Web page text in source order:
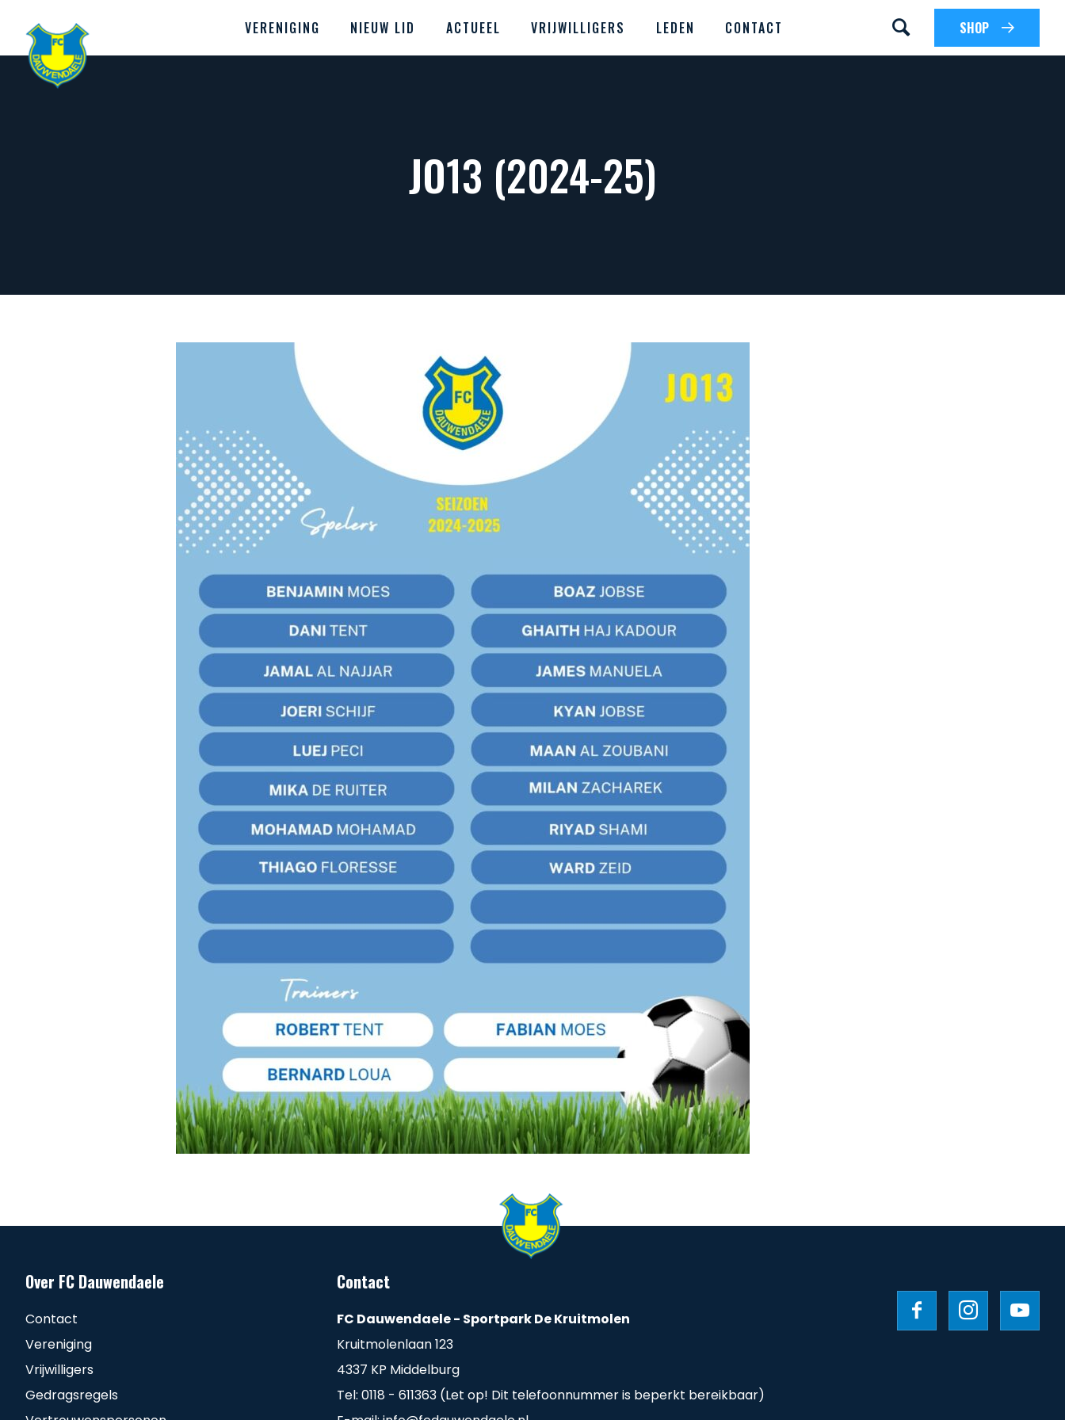
VERENIGING NIEUW LID ACTUEEL VRIJWILLIGERS LEDEN CONTACT SHOP
JO13 (2024-25)
Over FC Dauwendaele
Contact
Vereniging
Vrijwilligers
Gedragsregels
Contact
FC Dauwendaele - Sportpark De Kruitmolen
Kruitmolenlaan 123
4337 KP Middelburg
Tel: 0118 - 611363 (Let op! Dit telefoonnummer is beperkt bereikbaar)